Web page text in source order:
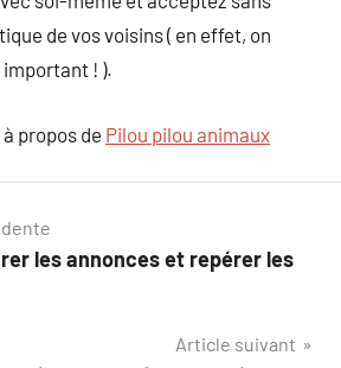
de vos voisins ( en effet, on
important ! ).
propos de Pilou pilou animaux
les annonces et repérer les
Article suivant